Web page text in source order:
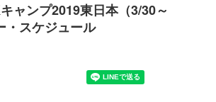
ャンプ2019東日本（3/30～
・スケジュール